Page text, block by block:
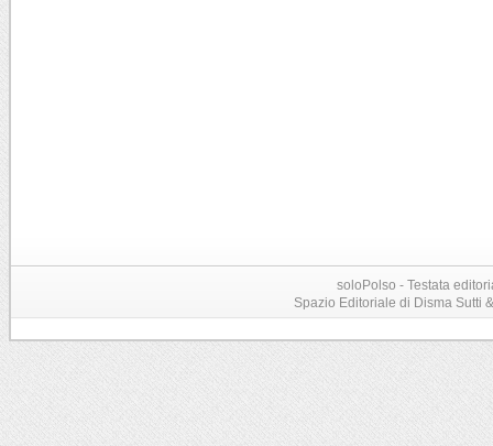
soloPolso - Testata
Spazio Editoriale di Disma Sutti